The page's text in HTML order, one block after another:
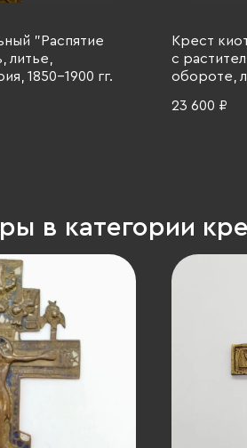
"Распятие
литье,
1850-1900 гг.
Крест
с
обороте,
23 600 ₽
в категории